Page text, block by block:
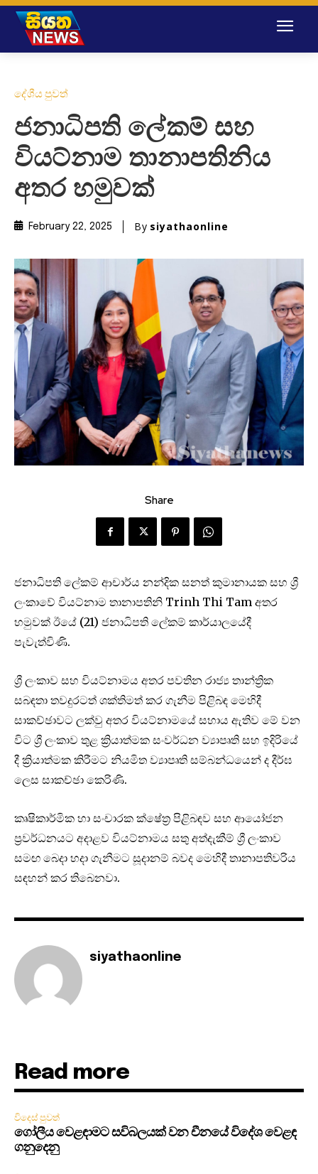
දේශීය පුවත්
ජනාධිපති ලේකම් සහ
වියට්නාම තානාපතිනිය
අතර හමුවක්
February 22, 2025 By siyathaonline
Share
ජනාධිපති ලේකම් ආචාර්ය නන්දික සනත් කුමානායක සහ ශ්‍රී
ලංකාවේ වියට්නාම තානාපතිනි Trinh Thi Tam අතර
හමුවක් ඊයේ (21) ජනාධිපති ලේකම් කාර්යාලයේදී
පැවැත්විණි.
ශ්‍රී ලංකාව සහ වියට්නාමය අතර පවතින රාජ්‍ය තාන්ත්‍රික
සබඳතා තවදුරටත් ශක්තිමත් කර ගැනීම පිළිබඳ මෙහිදී
සාකච්ඡාවට ලක්වු අතර වියට්නාමයේ සහාය ඇතිව මේ වන
විට ශ්‍රී ලංකාව තුළ ක්‍රියාත්මක සංවර්ධන ව්‍යාපෘති සහ ඉදිරියේ
දී ක්‍රියාත්මක කිරීමට නියමිත ව්‍යාපෘති සම්බන්ධයෙන් ද දීර්ඝ
ලෙස සාකච්ඡා කෙරිණි.
කෘෂිකාර්මික හා සංචාරක ක්ෂේත්‍ර පිළිබඳව සහ ආයෝජන
ප්‍රවර්ධනයට අදාළව වියට්නාමය සතු අත්දැකීම් ශ්‍රී ලංකාව
සමඟ බෙදා හදා ගැනීමට සූදානම් බවද මෙහිදී තානාපතිවරිය
සඳහන් කර තිබෙනවා.
siyathaonline
Read more
විදෙස් පුවත්
ගෝලීය වෙළඳාමට සවිබලයක් වන චීනයේ විදේශ වෙළඳ
ගනුදෙනු